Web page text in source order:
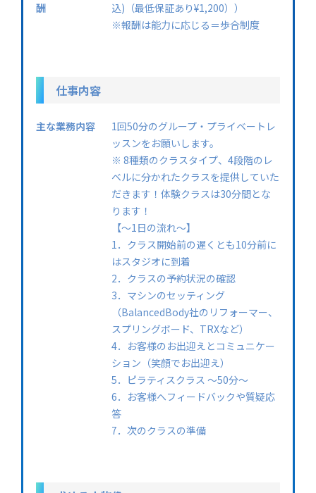
酬
込)（最低保証あり¥1,200））
※報酬は能力に応じる＝歩合制度
仕事内容
主な業務内容
1回50分のグループ・プライベートレ
ッスンをお願いします。
※ 8種類のクラスタイプ、4段階のレ
ベルに分かれたクラスを提供していた
だきます！体験クラスは30分間とな
ります！
【〜1日の流れ〜】
1．クラス開始前の遅くとも10分前に
はスタジオに到着
2．クラスの予約状況の確認
3．マシンのセッティング
（BalancedBody社のリフォーマー、
スプリングボード、TRXなど）
4．お客様のお出迎えとコミュニケー
ション（笑顔でお出迎え）
5．ピラティスクラス 〜50分〜
6．お客様へフィードバックや質疑応
答
7．次のクラスの準備